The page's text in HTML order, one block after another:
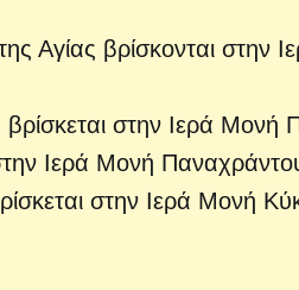
Αγίας βρίσκονται στην
στην Ιερά Μονή
Ιερά Μονή
στην Ιερά Μονή